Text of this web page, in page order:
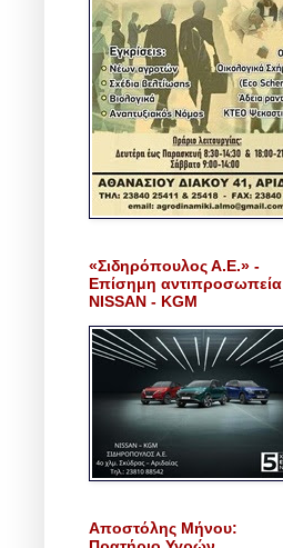
«Σιδηρόπουλος Α.Ε.» -
Επίσημη αντιπροσωπεία
NISSAN - KGM
Αποστόλης Μήνου: